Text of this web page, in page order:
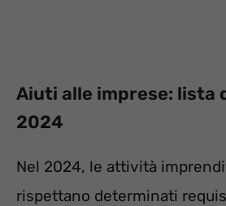
Aiuti alle imprese: lista
2024
Nel 2024, le attività
rispettano determinati